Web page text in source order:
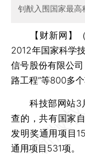
钊猷入围国家最高
【财新网】
2012年国家科学
信号股份有限公
路工程”等800多个
科技部网站3
查的，共有国家
发明奖通用项目
通用项目531项。